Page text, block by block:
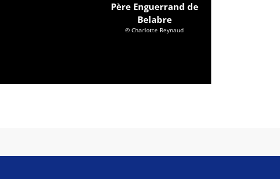
Père Enguerrand de
Belabre
© Charlotte Reynaud